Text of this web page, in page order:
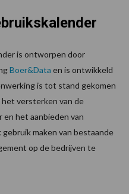
is ontworpen door
Boer&Data en is ontwikkeld
is tot stand gekomen
versterken van de
het aanbieden van
maken van bestaande
op de bedrijven te